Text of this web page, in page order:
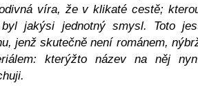
víra, že v klikaté cestě;
jakýsi jednotný smysl. Toto
jenž skutečně není románem,
kterýžto název na něj